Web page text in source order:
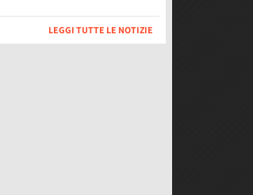
LEGGI TUTTE LE NOTIZIE